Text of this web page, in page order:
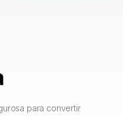
para convertir